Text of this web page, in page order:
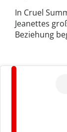
In Cruel
Jeanettes
Beziehung